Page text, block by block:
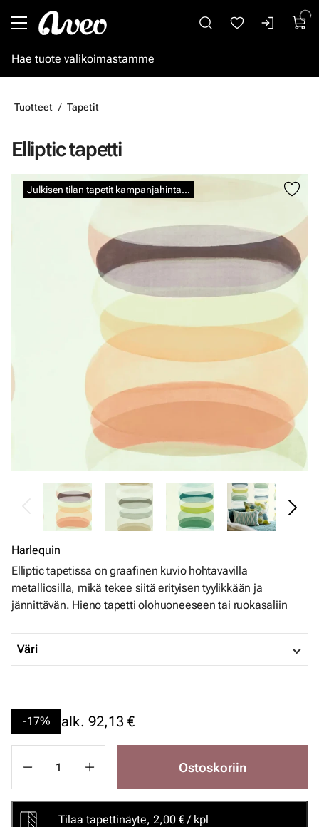
Tuotteet Tapetit
Elliptic tapetti
Julkisen tilan tapetit kampanjahintaan
Ohita kuvat
Harlequin
Elliptic tapetissa on graafinen kuvio hohtavavilla
metalliosilla, mikä tekee siitä erityisen tyylikkään ja
jännittävän. Hieno tapetti olohuoneeseen tai ruokasaliin
Väri
-17% alk. 92,13 €
Ostoskoriin
Tilaa tapettinäyte, 2,00 € / kpl